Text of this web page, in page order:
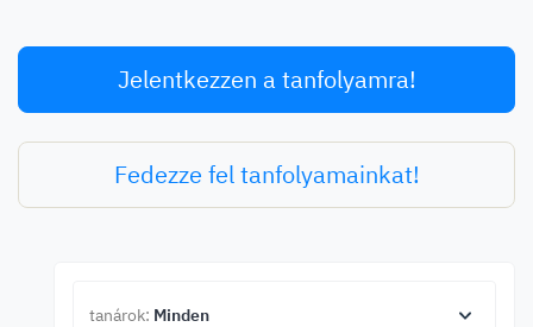
Jelentkezzen a tanfolyamra!
Fedezze fel tanfolyamainkat!
tanárok: Minden